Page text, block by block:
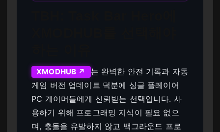
XMODHUB ↗
는 완벽한 안전 기록과 자동
게임 버전 업데이트 덕분에 싱글 플레이어
PC 게이머들에게 신뢰받는 선택입니다. 사
용하기 위해 프로그래밍 지식이 필요 없으
며, 충돌을 유발하지 않고 백그라운드 프로